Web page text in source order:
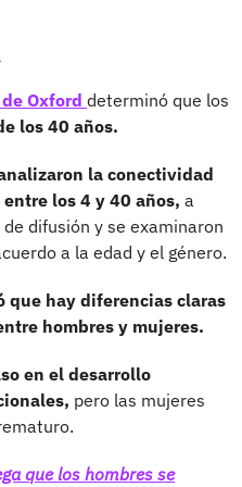
Oxford determinó que los
los 40 años.
la conectividad
los 4 y 40 años, a
difusión y se examinaron
a la edad y el género.
que hay diferencias claras
hombres y mujeres.
en el desarrollo
pero las mujeres
que los hombres se